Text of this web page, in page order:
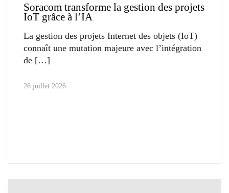
Soracom transforme la gestion des projets
IoT grâce à l’IA
La gestion des projets Internet des objets (IoT)
connaît une mutation majeure avec l’intégration
de
26 juillet 2026